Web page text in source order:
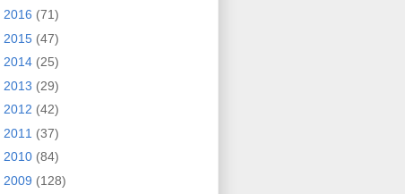
2016 (71)
2015 (47)
2014 (25)
2013 (29)
2012 (42)
2011 (37)
2010 (84)
2009 (128)